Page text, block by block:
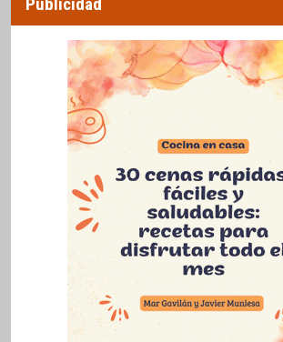
Publicidad